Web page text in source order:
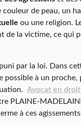
couleur de peau, un
ou une religion.
de la victime, ce qui
par la loi. Dans
possible à un
Avocat en
PLAINE-
à ces